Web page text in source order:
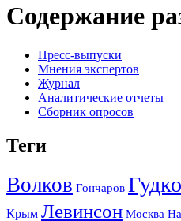
Содержание
Пресс-выпуски
Мнения экспертов
Журнал
Аналитические отчеты
Сборник опросов
Теги
Волков Гончаров
Крым Левинсон Москва